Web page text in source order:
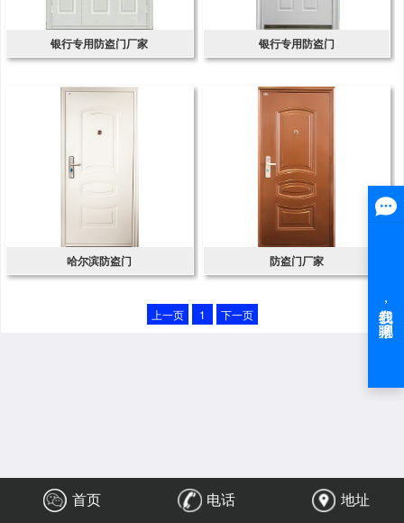
银行专用防盗门厂家 银行专用防盗门
哈尔滨防盗门 防盗门厂家
上一页 1 下一页
首页 电话 地址